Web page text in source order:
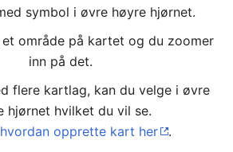
symbol i øvre høyre hjørnet.
område på kartet og du zoomer
inn på det.
flere kartlag, kan du velge i øvre
hjørnet hvilket du vil se.
hvordan opprette kart her .